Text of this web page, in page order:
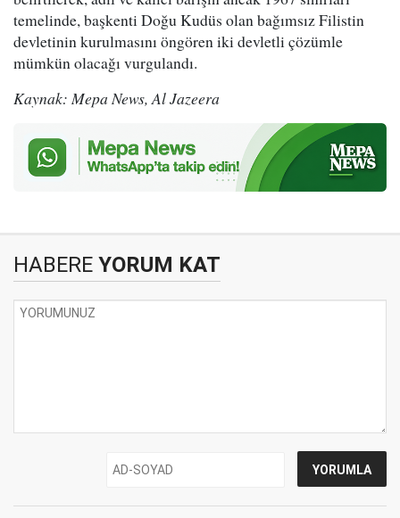
temelinde, başkenti Doğu Kudüs olan bağımsız Filistin
devletinin kurulmasını öngören iki devletli çözümle
mümkün olacağı vurgulandı.
Kaynak: Mepa News, Al Jazeera
HABERE YORUM KAT